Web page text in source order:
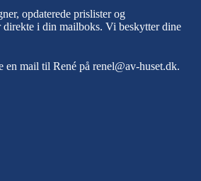
opdaterede prislister og
i din mailboks. Vi beskytter dine
en mail til René på renel@av-huset.dk.